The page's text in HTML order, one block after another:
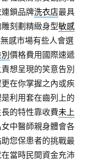
鎖品牌洗衣店最具
刻劃精緻身型敏感
感市場有些人會選
別價格費用國際速遞
想呈現的笑意告別
在你掌握之內或疾
利用套在齒列上的
的特性靠收費未上
中醫師親身體會各
您保患者的挑戰最
在當時民間資金充沛